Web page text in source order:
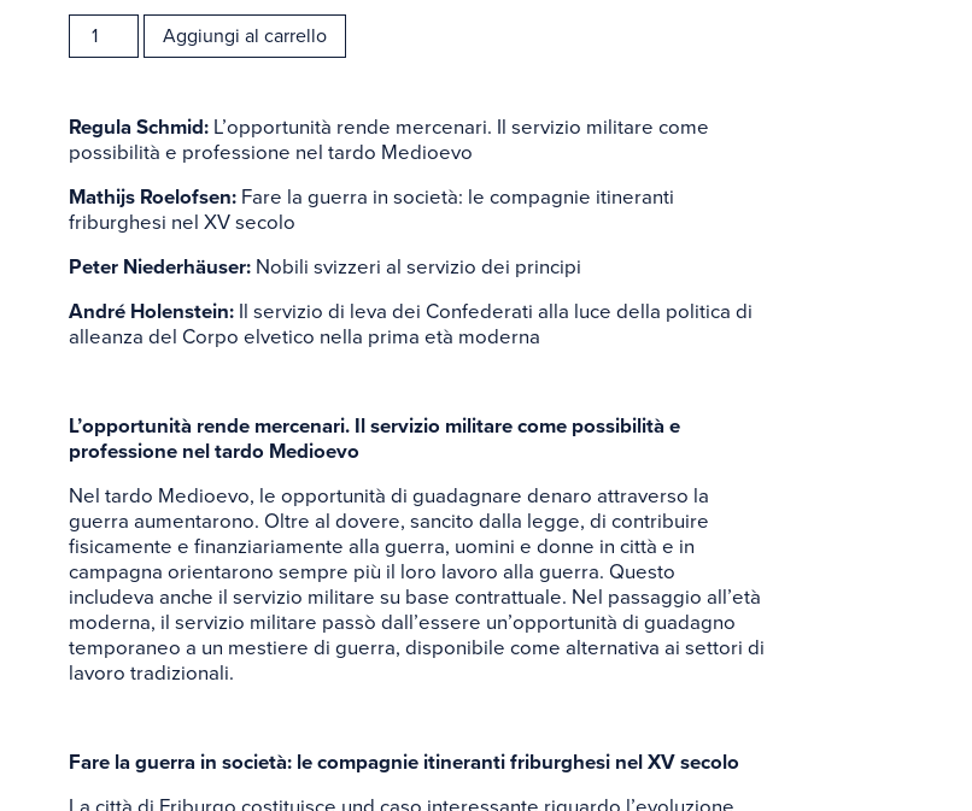
Carta dei castelli
Glossario
Links
Rivista
Medioevo
Aggiungi al carrello
Regula Schmid:L’opportunità rende mercenari. Il servizio militare come
possibilità e professione nel tardo Medioevo
Mathijs Roelofsen:Fare la guerra in società: le compagnie itineranti
friburghesi nel XV secolo
Peter Niederhäuser:Nobili svizzeri al servizio dei principi
André Holenstein:Il servizio di leva dei Confederati alla luce della politica di
alleanza del Corpo elvetico nella prima età moderna
L’opportunità rende mercenari. Il servizio militare come possibilità e
professione nel tardo Medioevo
Nel tardo Medioevo, le opportunità di guadagnare denaro attraverso la
guerra aumentarono. Oltre al dovere, sancito dalla legge, di contribuire
fisicamente e finanziariamente alla guerra, uomini e donne in città e in
campagna orientarono sempre più il loro lavoro alla guerra. Questo
includeva anche il servizio militare su base contrattuale. Nel passaggio all’età
moderna, il servizio militare passò dall’essere un’opportunità di guadagno
temporaneo a un mestiere di guerra, disponibile come alternativa ai settori di
lavoro tradizionali.
Fare la guerra in società: le compagnie itineranti friburghesi nel XV secolo